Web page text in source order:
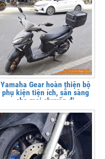
Yamaha Gear hoàn thiện bộ
phụ kiện tiện ích, sẵn sàng
cho mọi chuyến đi